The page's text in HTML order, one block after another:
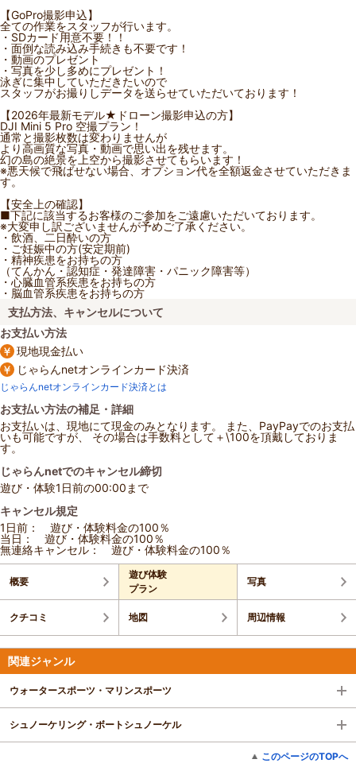
【GoPro撮影申込】
全ての作業をスタッフが行います。
・SDカード用意不要！！
・面倒な読み込み手続きも不要です！
・動画のプレゼント
・写真を少し多めにプレゼント！
泳ぎに集中していただきたいので
スタッフがお撮りしデータを送らせていただいております！
【2026年最新モデル★ドローン撮影申込の方】
DJI Mini 5 Pro 空撮プラン！
通常と撮影枚数は変わりませんが
より高画質な写真・動画で思い出を残せます。
幻の島の絶景を上空から撮影させてもらいます！
※悪天候で飛ばせない場合、オプション代を全額返金させていただきま
す。
【安全上の確認】
■下記に該当するお客様のご参加をご遠慮いただいております。
※大変申し訳ございませんが予めご了承ください。
・飲酒、二日酔いの方
・ご妊娠中の方(安定期前)
・精神疾患をお持ちの方
（てんかん・認知症・発達障害・パニック障害等）
・心臓血管系疾患をお持ちの方
・脳血管系疾患をお持ちの方
支払方法、キャンセルについて
お支払い方法
現地現金払い
じゃらんnetオンラインカード決済
じゃらんnetオンラインカード決済とは
お支払い方法の補足・詳細
お支払いは、現地にて現金のみとなります。 また、PayPayでのお支払
いも可能ですが、 その場合は手数料として＋\100を頂戴しておりま
す。
じゃらんnetでのキャンセル締切
遊び・体験1日前の00:00まで
キャンセル規定
1日前： 遊び・体験料金の100％
当日： 遊び・体験料金の100％
無連絡キャンセル： 遊び・体験料金の100％
概要
遊び体験
プラン
写真
クチコミ 地図 周辺情報
関連ジャンル
ウォータースポーツ・マリンスポーツ
シュノーケリング・ボートシュノーケル
このページのTOPへ